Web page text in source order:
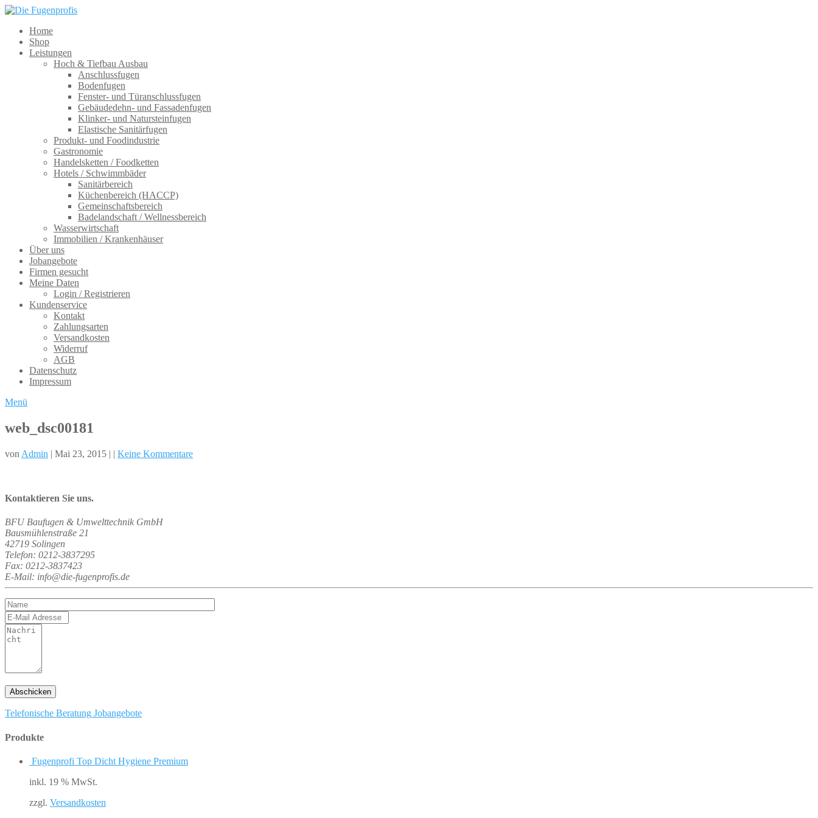
Home
Shop
Leistungen
Hoch & Tiefbau Ausbau
Anschlussfugen
Bodenfugen
Fenster- und Türanschlussfugen
Gebäudedehn- und Fassadenfugen
Klinker- und Natursteinfugen
Elastische Sanitärfugen
Produkt- und Foodindustrie
Gastronomie
Handelsketten / Foodketten
Hotels / Schwimmbäder
Sanitärbereich
Küchenbereich (HACCP)
Gemeinschaftsbereich
Badelandschaft / Wellnessbereich
Wasserwirtschaft
Immobilien / Krankenhäuser
Über uns
Jobangebote
Firmen gesucht
Meine Daten
Login / Registrieren
Kundenservice
Kontakt
Zahlungsarten
Versandkosten
Widerruf
AGB
Datenschutz
Impressum
Menü
web_dsc00181
von Admin | Mai 23, 2015 | | Keine Kommentare
Kontaktieren Sie uns.
BFU Baufugen & Umwelttechnik GmbH
Bausmühlenstraße 21
42719 Solingen
Telefon: 0212-3837295
Fax: 0212-3837423
E-Mail: info@die-fugenprofis.de
Telefonische Beratung Jobangebote
Produkte
Fugenprofi Top Dicht Hygiene Premium
inkl. 19 % MwSt.
zzgl. Versandkosten